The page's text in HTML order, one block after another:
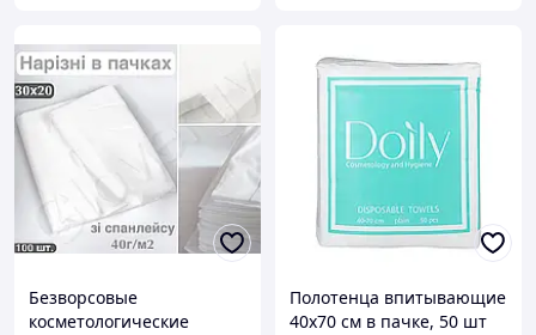
Безворсовые
косметологические
Полотенца впитывающие
40х70 см в пачке, 50 шт